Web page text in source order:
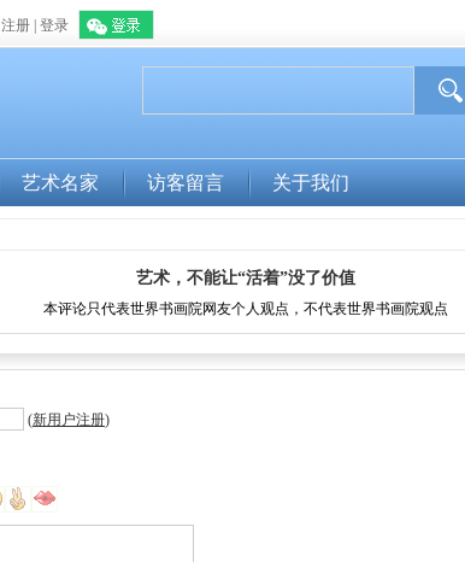
注册 登录
艺术名家 访客留言 关于我们
艺术，不能让“活着”没了价值
本评论只代表世界书画院网友个人观点，不代表世界书画院观点
(新用户注册)